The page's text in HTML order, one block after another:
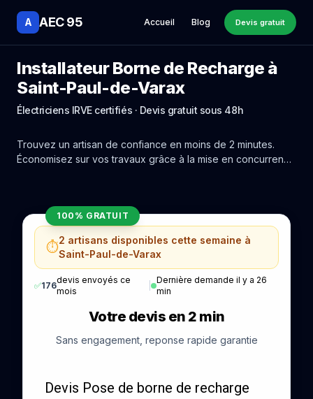
A AEC 95 Accueil Blog Devis gratuit
Installateur Borne de Recharge à
Saint-Paul-de-Varax
Électriciens IRVE certifiés · Devis gratuit sous 48h
Trouvez un artisan de confiance en moins de 2 minutes.
Économisez sur vos travaux grâce à la mise en concurrence
100% GRATUIT
⏱️2 artisans disponibles cette semaine à
Saint-Paul-de-Varax
✅176
devis envoyés ce
mois
|
Dernière demande il y a 26
min
Votre devis en 2 min
Sans engagement, reponse rapide garantie
Devis Pose de borne de recharge